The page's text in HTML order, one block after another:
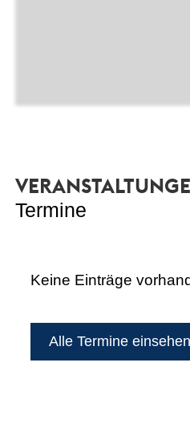
Termine
Keine Einträge
Alle Termine einsehen